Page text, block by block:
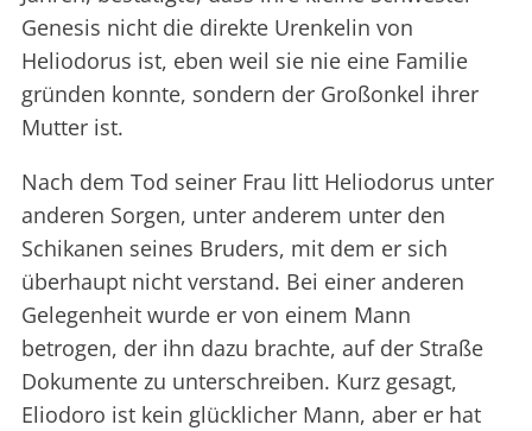
Genesis nicht die direkte Urenkelin von
Heliodorus ist, eben weil sie nie eine Familie
gründen konnte, sondern der Großonkel ihrer
Mutter ist.
Nach dem Tod seiner Frau litt Heliodorus unter
anderen Sorgen, unter anderem unter den
Schikanen seines Bruders, mit dem er sich
überhaupt nicht verstand. Bei einer anderen
Gelegenheit wurde er von einem Mann
betrogen, der ihn dazu brachte, auf der Straße
Dokumente zu unterschreiben. Kurz gesagt,
Eliodoro ist kein glücklicher Mann, aber er hat